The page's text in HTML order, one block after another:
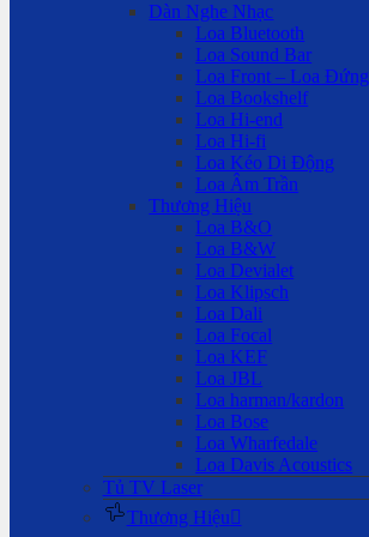
Dàn Nghe Nhạc
Loa Bluetooth
Loa Sound Bar
Loa Front – Loa Đứng
Loa Bookshelf
Loa Hi-end
Loa Hi-fi
Loa Kéo Di Động
Loa Âm Trần
Thương Hiệu
Loa B&O
Loa B&W
Loa Devialet
Loa Klipsch
Loa Dali
Loa Focal
Loa KEF
Loa JBL
Loa harman/kardon
Loa Bose
Loa Wharfedale
Loa Davis Acoustics
Tủ TV Laser
Thương Hiệu